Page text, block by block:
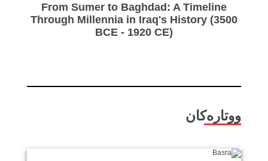
From Sumer to Baghdad: A Timeline
Through Millennia in Iraq's History (3500
BCE - 1920 CE)
ووتارەکان